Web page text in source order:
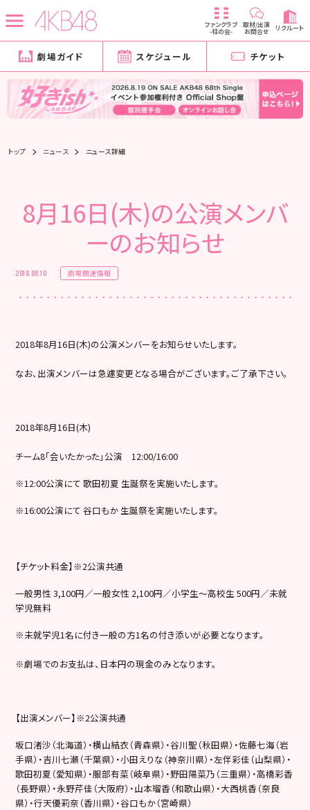
ファンクラブ
-柱の会-
取材/出演
お問合せ リクルート
劇場ガイド スケジュール チケット
トップ ニュース ニュース詳細
8月16日(木)の公演メンバ
ーのお知らせ
2018.08.10 劇場関連情報
2018年8月16日(木)の公演メンバーをお知らせいたします。
なお、出演メンバーは急遽変更となる場合がございます。ご了承下さい。
2018年8月16日(木)
チーム8「会いたかった」公演 12:00/16:00
※12:00公演にて 歌田初夏 生誕祭を実施いたします。
※16:00公演にて 谷口もか 生誕祭を実施いたします。
【チケット料金】※2公演共通
一般男性 3,100円／一般女性 2,100円／小学生～高校生 500円／未就
学児無料
※未就学児1名に付き一般の方1名の付き添いが必要となります。
※劇場でのお支払は、日本円の現金のみとなります。
【出演メンバー】※2公演共通
坂口渚沙（北海道）・横山結衣（青森県）・谷川聖（秋田県）・佐藤七海（岩
手県）・吉川七瀬（千葉県）・小田えりな（神奈川県）・左伴彩佳（山梨県）・
歌田初夏（愛知県）・服部有菜（岐阜県）・野田陽菜乃（三重県）・高橋彩香
（長野県）・永野芹佳（大阪府）・山本瑠香（和歌山県）・大西桃香（奈良
県）・行天優莉奈（香川県）・谷口もか（宮崎県）